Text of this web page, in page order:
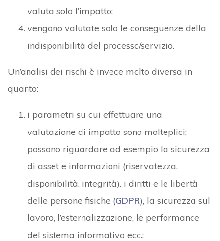
valuta solo l’impatto;
vengono valutate solo le conseguenze della
indisponibilità del processo/servizio.
Un’analisi dei rischi è invece molto diversa in
quanto:
i parametri su cui effettuare una
valutazione di impatto sono molteplici;
possono riguardare ad esempio la sicurezza
di asset e informazioni (riservatezza,
disponibilità, integrità), i diritti e le libertà
delle persone fisiche (GDPR), la sicurezza sul
lavoro, l’esternalizzazione, le performance
del sistema informativo ecc.;